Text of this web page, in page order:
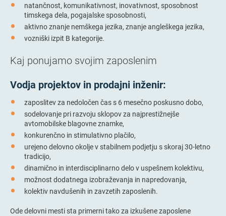
natančnost, komunikativnost, inovativnost, sposobnost
timskega dela, pogajalske sposobnosti,
aktivno znanje nemškega jezika, znanje angleškega jezika,
vozniški izpit B kategorije.
Kaj ponujamo svojim zaposlenim
Vodja projektov in prodajni inženir:
zaposlitev za nedoločen čas s 6 mesečno poskusno dobo,
sodelovanje pri razvoju sklopov za najprestižnejše
avtomobilske blagovne znamke,
konkurenčno in stimulativno plačilo,
urejeno delovno okolje v stabilnem podjetju s skoraj 30-letno
tradicijo,
dinamično in interdisciplinarno delo v uspešnem kolektivu,
možnost dodatnega izobraževanja in napredovanja,
kolektiv navdušenih in zavzetih zaposlenih.
Ode delovni mesti sta primerni tako za izkušene zaposlene